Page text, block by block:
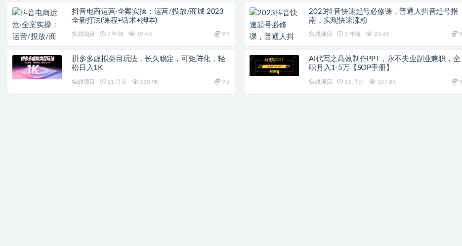
抖音电商运营·全案实操：运营/投放/商城 2023
全新打法(课程+话术+脚本)
实战项目 3 年前 19.4K 9.8
2023抖音快速起号必修课，普通人抖音起号指
南，实现快速涨粉
实战项目 3 年前 20.4K
拼多多虚拟类目玩法，长久稳定，可矩阵化，轻
松日入1K
实战项目 11 月前 110.9K 9.8
AI代写之高效制作PPT，永不失业副业兼职，全
职月入1-5万【SOP手册】
实战项目 11 月前 107.8K